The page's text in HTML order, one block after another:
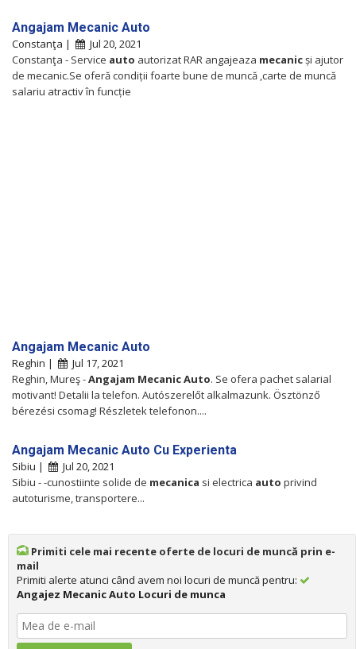
Angajam Mecanic Auto
Constanţa |
Jul 20, 2021
Constanţa - Service auto autorizat RAR angajeaza mecanicși ajutor
de mecanic.Se oferă condiții foarte bune de muncă ,carte de muncă
salariu atractiv în funcție
Angajam Mecanic Auto
Reghin |
Jul 17, 2021
Reghin, Mureş -Angajam MecanicAuto. Se ofera pachet salarial
motivant! Detalii la telefon. Autószerelőt alkalmazunk. Ösztönző
bérezési csomag! Részletek telefonon....
Angajam Mecanic Auto Cu Experienta
Sibiu |
Jul 20, 2021
Sibiu - -cunostiinte solide de mecanica si electrica auto privind
autoturisme, transportere...
Primiti cele mai recente oferte de locuri de muncă prin e-
mail
Primiti alerte atunci când avem noi locuri de muncă pentru:
Angajez Mecanic Auto Locuri de munca